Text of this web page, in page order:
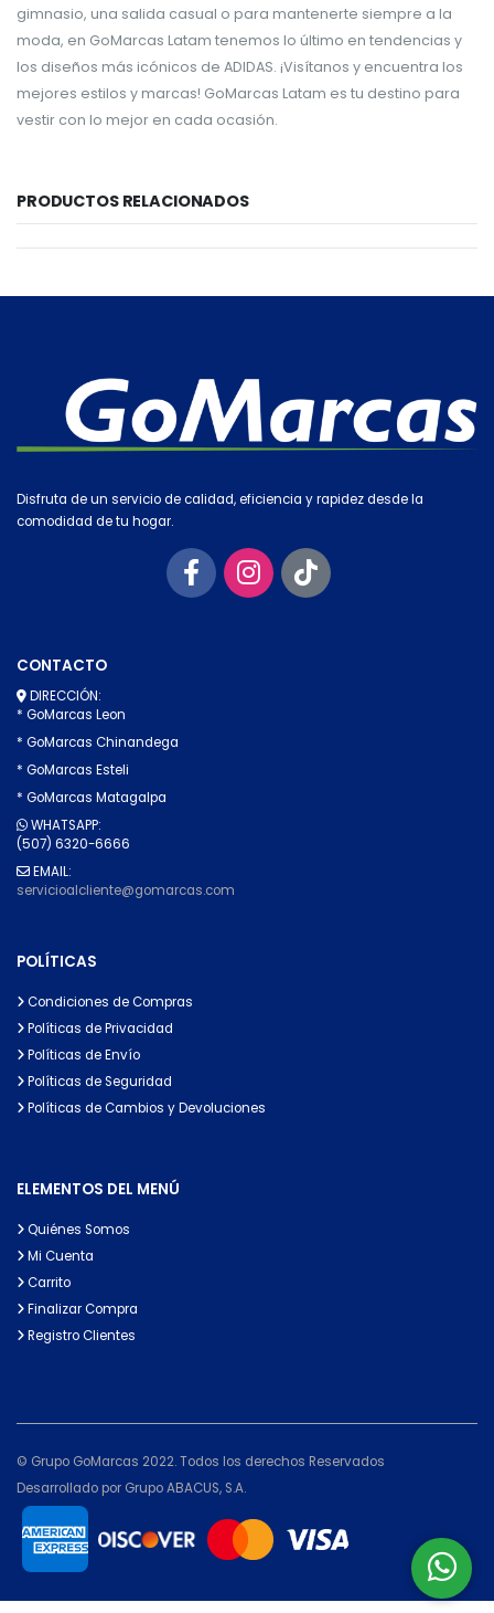
gimnasio, una salida casual o para mantenerte siempre a la
moda, en GoMarcas Latam tenemos lo último en tendencias y
los diseños más icónicos de ADIDAS. ¡Visítanos y encuentra los
mejores estilos y marcas! GoMarcas Latam es tu destino para
vestir con lo mejor en cada ocasión.
PRODUCTOS RELACIONADOS
Disfruta de un servicio de calidad, eficiencia y rapidez desde la
comodidad de tu hogar.
CONTACTO
DIRECCIÓN:
* GoMarcas Leon
* GoMarcas Chinandega
* GoMarcas Esteli
* GoMarcas Matagalpa
WHATSAPP:
(507) 6320-6666
EMAIL:
servicioalcliente@gomarcas.com
POLÍTICAS
Condiciones de Compras
Políticas de Privacidad
Políticas de Envío
Políticas de Seguridad
Políticas de Cambios y Devoluciones
ELEMENTOS DEL MENÚ
Quiénes Somos
Mi Cuenta
Carrito
Finalizar Compra
Registro Clientes
© Grupo GoMarcas 2022. Todos los derechos Reservados
Desarrollado por Grupo ABACUS, S.A.